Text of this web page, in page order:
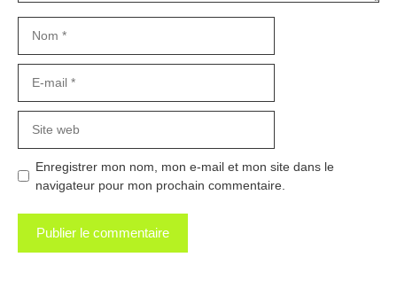
mail
web
Enregistrer mon nom, mon e-mail et mon site dans le
navigateur pour mon prochain commentaire.